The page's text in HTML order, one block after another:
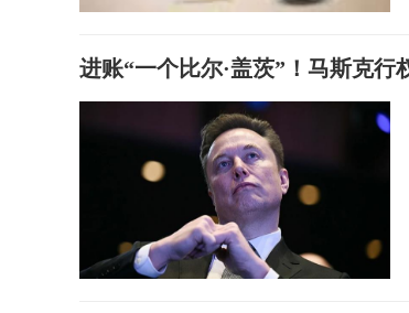
进账“一个比尔·盖茨”！马斯克行